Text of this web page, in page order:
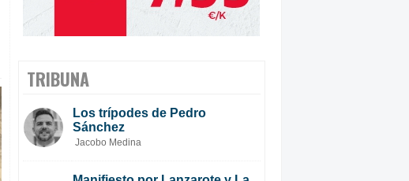
TRIBUNA
Los trípodes de Pedro
Sánchez
Jacobo Medina